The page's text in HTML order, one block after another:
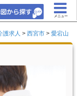
メニュー
護求人 > 西宮市 > 愛宕山